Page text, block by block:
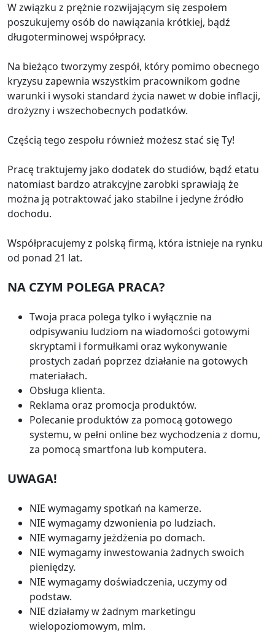
W związku z prężnie rozwijającym się zespołem
poszukujemy osób do nawiązania krótkiej, bądź
długoterminowej współpracy.
Na bieżąco tworzymy zespół, który pomimo obecnego
kryzysu zapewnia wszystkim pracownikom godne
warunki i wysoki standard życia nawet w dobie inflacji,
drożyzny i wszechobecnych podatków.
Częścią tego zespołu również możesz stać się Ty!
Pracę traktujemy jako dodatek do studiów, bądź etatu
natomiast bardzo atrakcyjne zarobki sprawiają że
można ją potraktować jako stabilne i jedyne źródło
dochodu.
Współpracujemy z polską firmą, która istnieje na rynku
od ponad 21 lat.
NA CZYM POLEGA PRACA?
Twoja praca polega tylko i wyłącznie na
odpisywaniu ludziom na wiadomości gotowymi
skryptami i formułkami oraz wykonywanie
prostych zadań poprzez działanie na gotowych
materiałach.
Obsługa klienta.
Reklama oraz promocja produktów.
Polecanie produktów za pomocą gotowego
systemu, w pełni online bez wychodzenia z domu,
za pomocą smartfona lub komputera.
UWAGA!
NIE wymagamy spotkań na kamerze.
NIE wymagamy dzwonienia po ludziach.
NIE wymagamy jeżdżenia po domach.
NIE wymagamy inwestowania żadnych swoich
pieniędzy.
NIE wymagamy doświadczenia, uczymy od
podstaw.
NIE działamy w żadnym marketingu
wielopoziomowym, mlm.